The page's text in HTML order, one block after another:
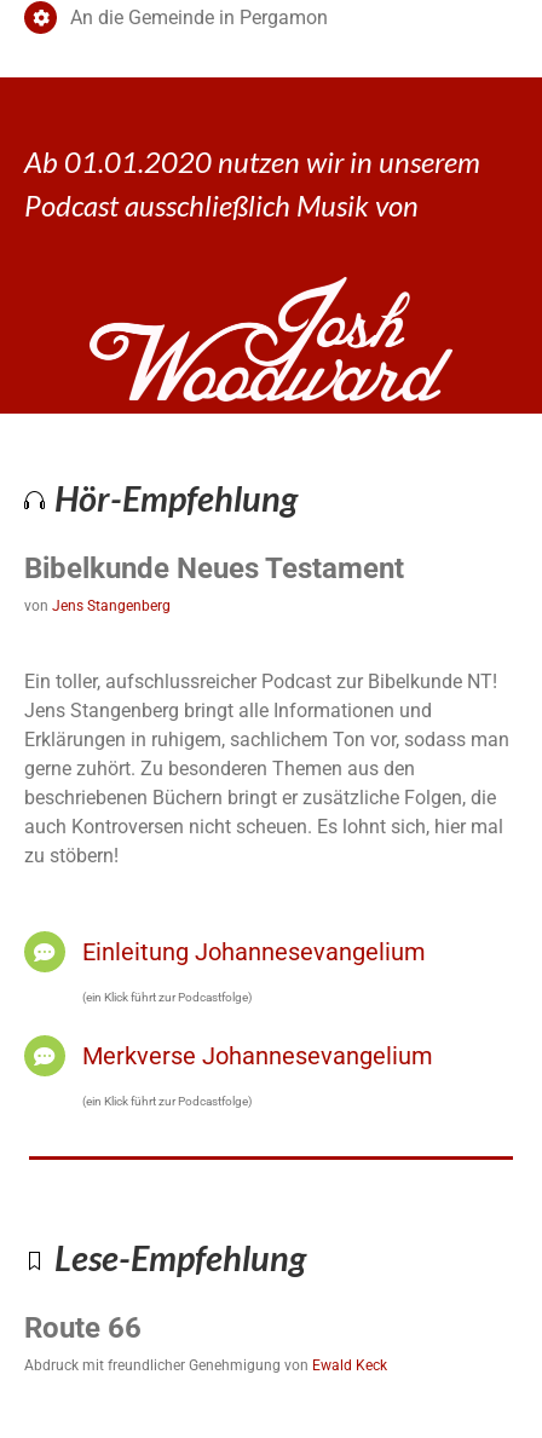
An die Gemeinde in Pergamon
Ab 01.01.2020 nutzen wir in unserem
Podcast ausschließlich Musik von
Hör-Empfehlung
Bibelkunde Neues Testament
von Jens Stangenberg
Ein toller, aufschlussreicher Podcast zur Bibelkunde NT!
Jens Stangenberg bringt alle Informationen und
Erklärungen in ruhigem, sachlichem Ton vor, sodass man
gerne zuhört. Zu besonderen Themen aus den
beschriebenen Büchern bringt er zusätzliche Folgen, die
auch Kontroversen nicht scheuen. Es lohnt sich, hier mal
zu stöbern!
Einleitung Johannesevangelium
(ein Klick führt zur Podcastfolge)
Merkverse Johannesevangelium
(ein Klick führt zur Podcastfolge)
Lese-Empfehlung
Route 66
Abdruck mit freundlicher Genehmigung von Ewald Keck